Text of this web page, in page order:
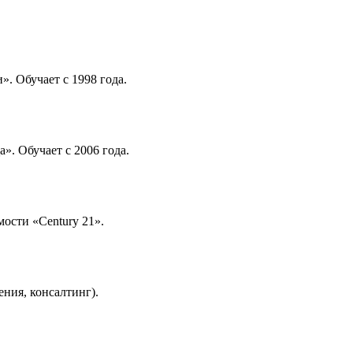
Обучает с 1998 года.
Обучает с 2006 года.
«Century 21».
консалтинг).